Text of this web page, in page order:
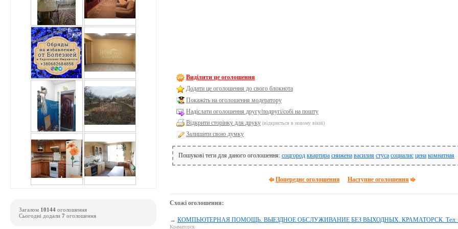
Виділити це оголошення
Додати це оголошення до свого блокнота
Покажіть на оголошення модератору
Надіслати оголошення другу/подругі/собі на пошту
Відкрити сторінку для друку (відкриється в новому вікні)
Залишити свою думку
Пошукові теги для даного оголошення: соцгород квартира снижена василия стуса социалис цена комнатная
Попереднє оголошення Наступне оголошення
Схожі оголошення:
→ КОМПЬЮТЕРНАЯ ПОМОЩЬ. ВЫЕЗДНОЕ ОБСЛУЖИВАНИЕ БЕЗ ВЫХОДНЫХ. КРАМАТОРСК. Тел:
Краматорск
Загалом 10144 оголошення
Сьогодні додали 7 оголошення